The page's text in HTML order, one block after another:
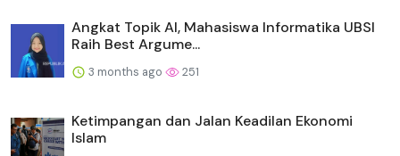
Angkat Topik AI, Mahasiswa Informatika UBSI
Raih Best Argume...
3 months ago 251
Ketimpangan dan Jalan Keadilan Ekonomi
Islam